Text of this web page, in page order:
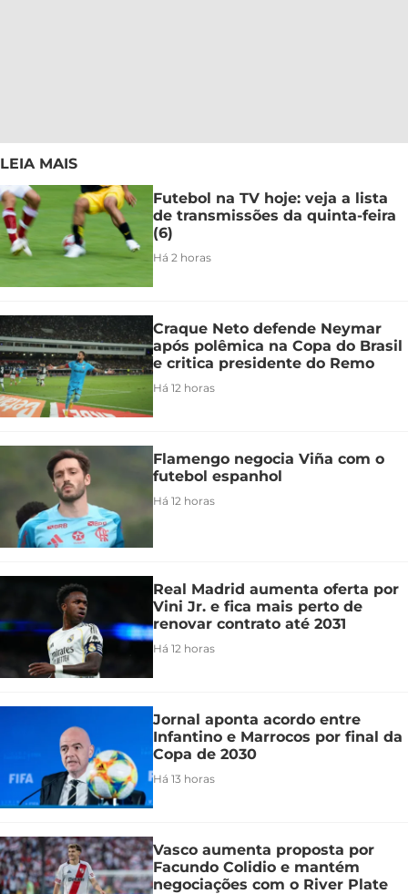
LEIA MAIS
Futebol na TV hoje: veja a lista
de transmissões da quinta-feira
(6)
Há 2 horas
Craque Neto defende Neymar
após polêmica na Copa do Brasil
e critica presidente do Remo
Há 12 horas
Flamengo negocia Viña com o
futebol espanhol
Há 12 horas
Real Madrid aumenta oferta por
Vini Jr. e fica mais perto de
renovar contrato até 2031
Há 12 horas
Jornal aponta acordo entre
Infantino e Marrocos por final da
Copa de 2030
Há 13 horas
Vasco aumenta proposta por
Facundo Colidio e mantém
negociações com o River Plate